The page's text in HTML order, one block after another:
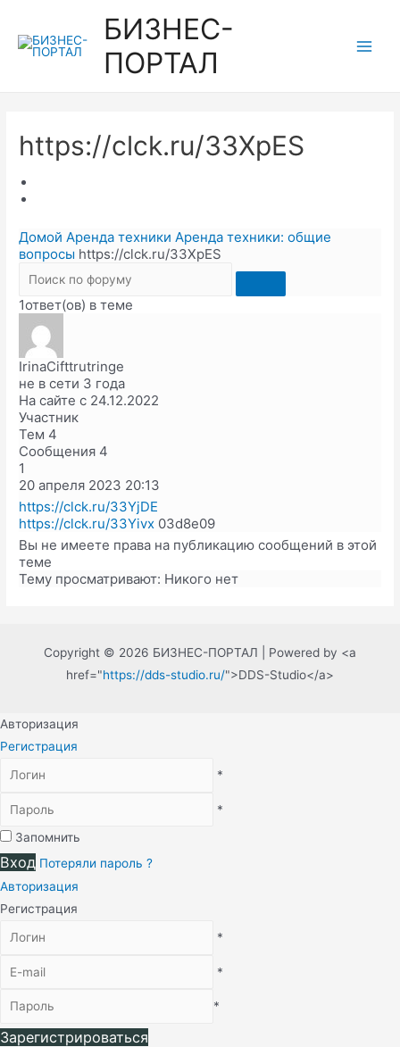
содержимому
БИЗНЕС-
ПОРТАЛ
https://clck.ru/33XpES
Домой Аренда техники Аренда техники: общие
вопросы https://clck.ru/33XpES
1ответ(ов) в теме
IrinaCifttrutringe
не в сети 3 года
На сайте с 24.12.2022
Участник
Тем 4
Сообщения 4
1
20 апреля 2023 20:13
https://clck.ru/33YjDE
https://clck.ru/33Yivx 03d8e09
Вы не имеете права на публикацию сообщений в этой
теме
Тему просматривают: Никого нет
Copyright © 2026 БИЗНЕС-ПОРТАЛ | Powered by <a
href="https://dds-studio.ru/">DDS-Studio</a>
Авторизация
Регистрация
*
*
Запомнить
Вход Потеряли пароль ?
Авторизация
Регистрация
*
*
*
Зарегистрироваться